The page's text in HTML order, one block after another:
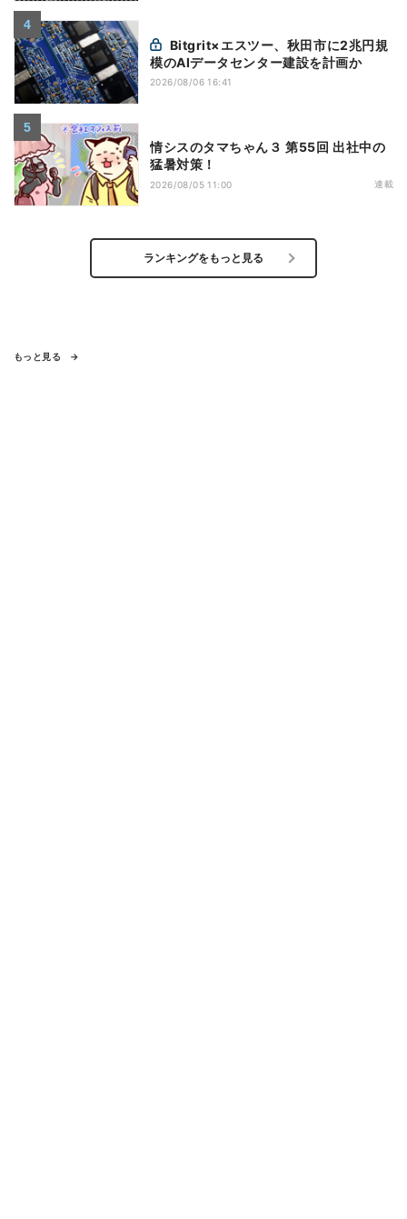
模のAIデータセンター建設を計画か
2026/08/06 16:41
情シスのタマちゃん３ 第55回 出社中の
猛暑対策！
2026/08/05 11:00 連載
ランキングをもっと見る
もっと見る